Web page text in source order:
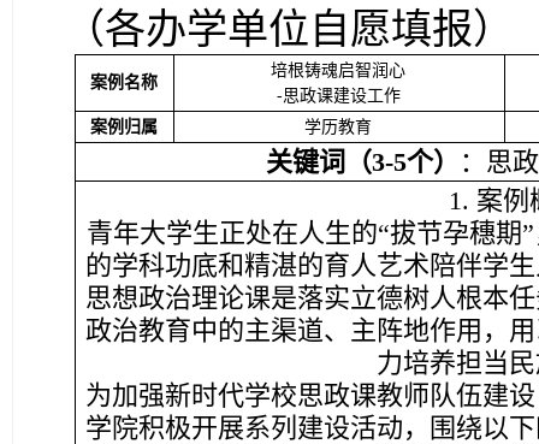
（各办学单位自愿填报）
案例名称
培根铸魂启智润心
-思政课建设工作
案例归属
学历教育
关键词（3-5个） ：思
1. 案例
青年大学生正处在人生的“拔节孕穗期
的学科功底和精湛的育人艺术陪伴学
思想政治理论课是落实立德树人根本
政治教育中的主渠道、主阵地作用，
力培养担当
为加强新时代学校思政课教师队伍建
学院积极开展系列建设活动，围绕以